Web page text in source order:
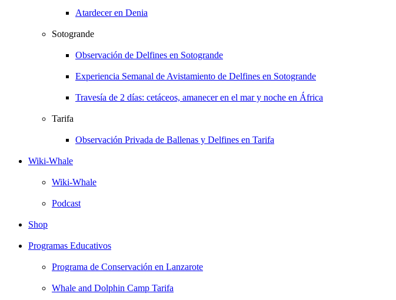
Atardecer en Denia
Sotogrande
Observación de Delfines en Sotogrande
Experiencia Semanal de Avistamiento de Delfines en Sotogrande
Travesía de 2 días: cetáceos, amanecer en el mar y noche en África
Tarifa
Observación Privada de Ballenas y Delfines en Tarifa
Wiki-Whale
Wiki-Whale
Podcast
Shop
Programas Educativos
Programa de Conservación en Lanzarote
Whale and Dolphin Camp Tarifa